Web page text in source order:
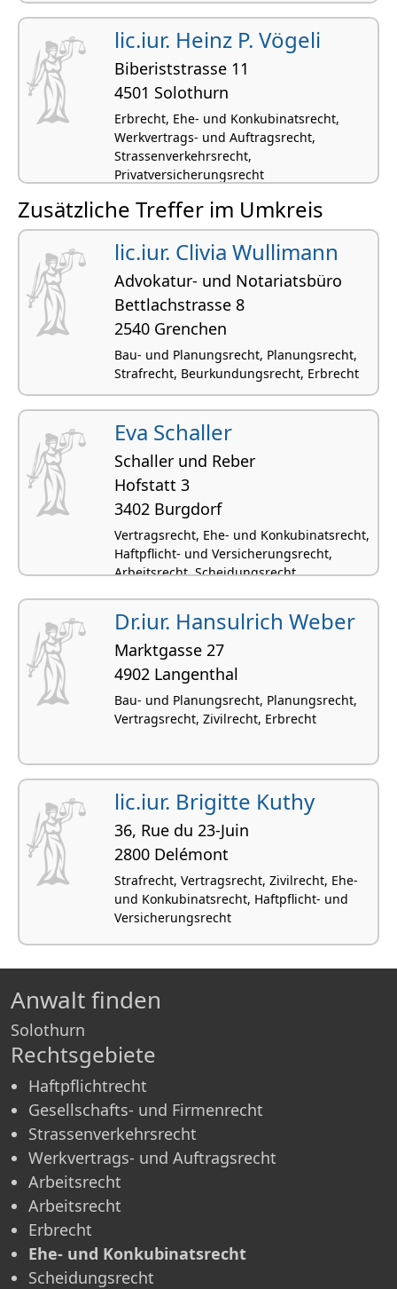
lic.iur. Heinz P. Vögeli
Biberiststrasse 11
4501 Solothurn
Erbrecht, Ehe- und Konkubinatsrecht,
Werkvertrags- und Auftragsrecht,
Strassenverkehrsrecht,
Privatversicherungsrecht
Zusätzliche Treffer im Umkreis
lic.iur. Clivia Wullimann
Advokatur- und Notariatsbüro
Bettlachstrasse 8
2540 Grenchen
Bau- und Planungsrecht, Planungsrecht,
Strafrecht, Beurkundungsrecht, Erbrecht
Eva Schaller
Schaller und Reber
Hofstatt 3
3402 Burgdorf
Vertragsrecht, Ehe- und Konkubinatsrecht,
Haftpflicht- und Versicherungsrecht,
Arbeitsrecht, Scheidungsrecht
Dr.iur. Hansulrich Weber
Marktgasse 27
4902 Langenthal
Bau- und Planungsrecht, Planungsrecht,
Vertragsrecht, Zivilrecht, Erbrecht
lic.iur. Brigitte Kuthy
36, Rue du 23-Juin
2800 Delémont
Strafrecht, Vertragsrecht, Zivilrecht, Ehe-
und Konkubinatsrecht, Haftpflicht- und
Versicherungsrecht
Anwalt finden
Solothurn
Rechtsgebiete
Haftpflichtrecht
Gesellschafts- und Firmenrecht
Strassenverkehrsrecht
Werkvertrags- und Auftragsrecht
Arbeitsrecht
Arbeitsrecht
Erbrecht
Ehe- und Konkubinatsrecht
Scheidungsrecht